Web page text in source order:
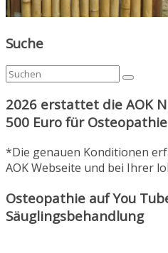
Suche
2026 erstattet die AOK
500 Euro für
*Die genauen Konditionen
AOK Webseite und bei Ihrer
Osteopathie auf You
Säuglingsbehandlung